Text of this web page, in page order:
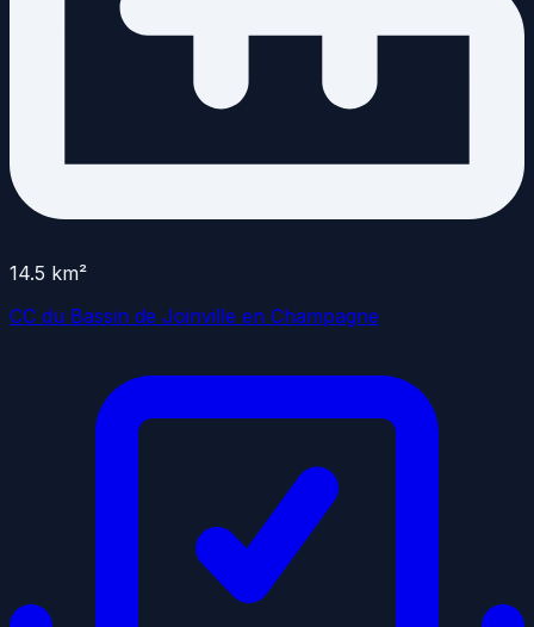
14.5 km²
CC du Bassin de Joinville en Champagne